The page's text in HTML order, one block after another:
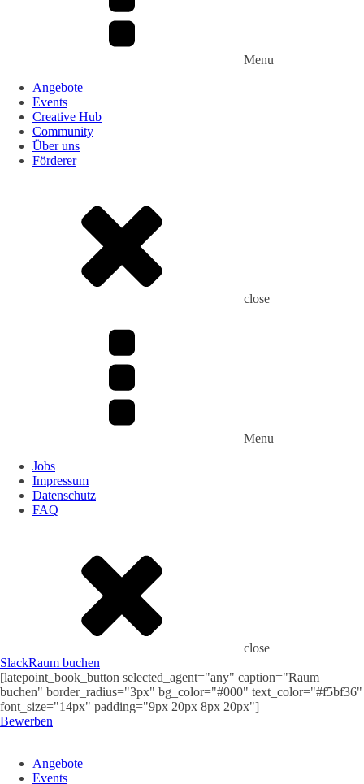
Menu
Angebote
Events
Creative Hub
Community
Über uns
Förderer
close
Menu
Jobs
Impressum
Datenschutz
FAQ
close
SlackRaum buchen
[latepoint_book_button selected_agent="any" caption="Raum
buchen" border_radius="3px" bg_color="#000" text_color="#f5bf36"
font_size="14px" padding="9px 20px 8px 20px"]
Bewerben
Angebote
Events